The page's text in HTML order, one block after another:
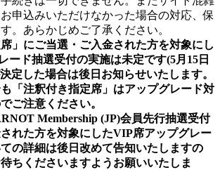
申込みいただけなかった場合の対応、保
。あらかじめご了承ください。
」にご当選・ご入金された方を対象にし
ード抽選受付の実施は未定です(5月15日
定した場合は後日お知らせいたします。
「注釈付き指定席」はアップグレード対
ご注意ください。
Membership (JP)会員先行抽選受付
れた方を対象にしたVIP席アップグレー
ての詳細は後日改めて告知いたしますの
ちくださいますようお願いいたしま